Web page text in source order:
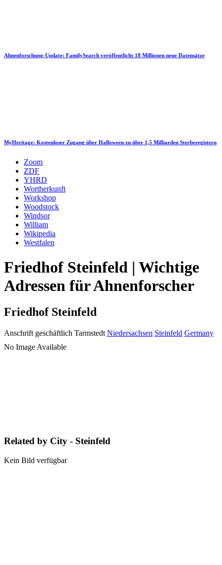
Ahnenforschung-Update: FamilySearch veröffentlicht 18 Millionen neue Datensätze
MyHeritage: Kostenloser Zugang über Halloween zu über 1,5 Milliarden Sterberegistern
Zoom
ZDF
YHRD
Wortherkunft
Workshop
Woodstock
Windsor
William
Wikipedia
Westfalen
Friedhof Steinfeld | Wichtige
Adressen für Ahnenforscher
Friedhof Steinfeld
Anschrift geschäftlich Tarmstedt Niedersachsen Steinfeld Germany
No Image Available
Related by City - Steinfeld
Kein Bild verfügbar